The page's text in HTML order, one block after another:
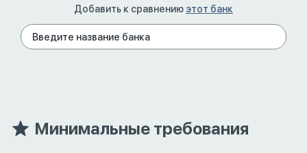
Добавить к сравнению этот банк
Минимальные требования